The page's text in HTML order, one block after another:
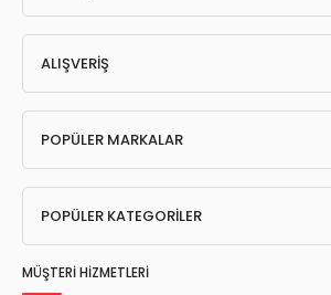
ALIŞVERİŞ
POPÜLER MARKALAR
POPÜLER KATEGORİLER
MÜŞTERİ HİZMETLERİ